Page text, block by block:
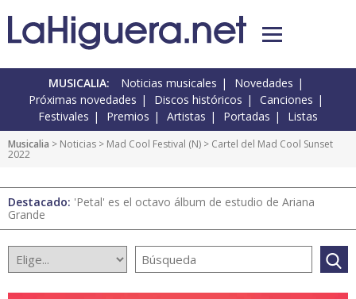
MUSICALIA: Noticias musicales
Novedades
Próximas novedades
Discos históricos
Canciones
Festivales
Premios Artistas Portadas Listas
Musicalia > Noticias > Mad Cool Festival (N) > Cartel del Mad Cool Sunset
2022
Destacado: 'Petal' es el octavo álbum de estudio de Ariana
Grande